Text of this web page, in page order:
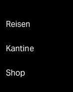
Reisen
Kantine
Shop